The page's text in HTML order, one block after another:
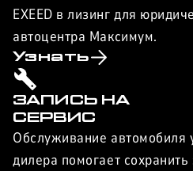
EXEED в лизинг для
автоцентра Максимум.
Узнать
ЗАПИСЬ НА
СЕРВИС
Обслуживание автомобиля
дилера помогает